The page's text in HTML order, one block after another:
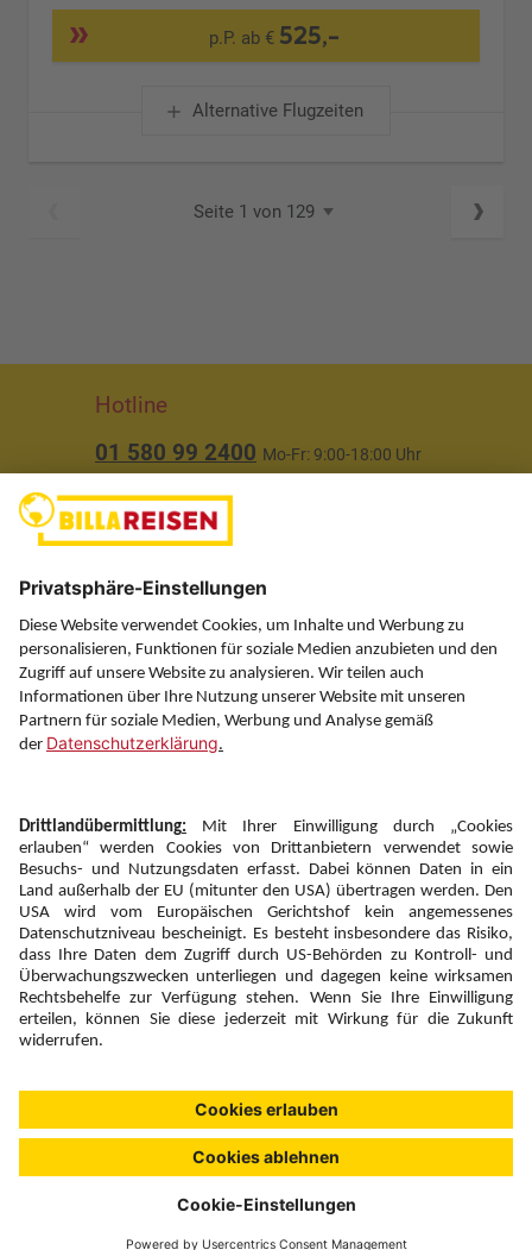
p.P. ab € 525,-
Alternative Flugzeiten
Seite 1 von 129
Hotline
01 580 99 2400 Mo-Fr: 9:00-18:00 Uhr
Über uns
Service
Information
Folgen Sie uns auf
Newsletter:
Anmelden
Fairness und
Unsere Inhalte: Standards und
Meldung
Copyright © 2026 DERTOUR Austria GmbH
Suchen & Filtern